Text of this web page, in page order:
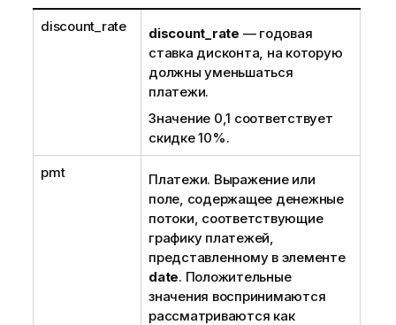
discount_rate discount_rate — годовая
ставка дисконта, на которую
должны уменьшаться
платежи.
Значение 0,1 соответствует
скидке 10%.
pmt
Платежи. Выражение или
поле, содержащее денежные
потоки, соответствующие
графику платежей,
представленному в элементе
date. Положительные
значения воспринимаются
рассматриваются как